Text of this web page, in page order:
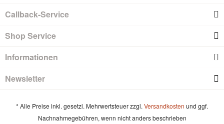
Callback-Service
Shop Service
Informationen
Newsletter
* Alle Preise inkl. gesetzl. Mehrwertsteuer zzgl. Versandkosten und ggf.
Nachnahmegebühren, wenn nicht anders beschrieben